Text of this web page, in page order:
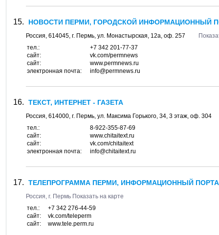
НОВОСТИ ПЕРМИ, ГОРОДСКОЙ ИНФОРМАЦИОННЫЙ
Россия, 614045, г. Пермь, ул. Монастырская, 12а, оф. 257
тел.:
+7 342 201-77-37
сайт:
vk.com/permnews
сайт:
www.permnews.ru
электронная почта:
info@permnews.ru
ТЕКСТ, ИНТЕРНЕТ - ГАЗЕТА
Россия, 614000, г. Пермь, ул. Максима Горького, 34, 3 этаж, оф. 304
тел.:
8-922-355-87-69
сайт:
www.chitaitext.ru
сайт:
vk.com/chitaitext
электронная почта:
info@chitaitext.ru
ТЕЛЕПРОГРАММА ПЕРМИ, ИНФОРМАЦИОННЫЙ
Россия, г. Пермь Показать на карте
тел.:
+7 342 276-44-59
сайт:
vk.com/teleperm
сайт:
www.tele.perm.ru